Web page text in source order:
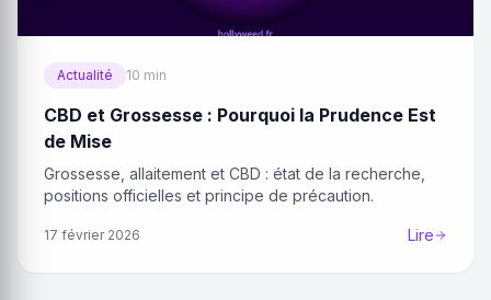
Actualité 10 min
CBD et Grossesse : Pourquoi la Prudence Est
de Mise
Grossesse, allaitement et CBD : état de la recherche,
positions officielles et principe de précaution.
17 février 2026 Lire